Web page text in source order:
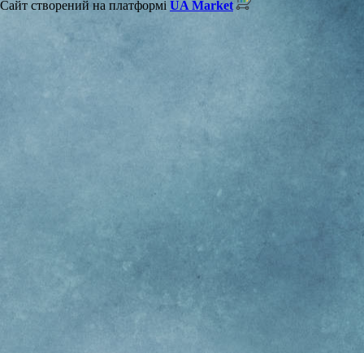
Сайт створений на платформі UA Market